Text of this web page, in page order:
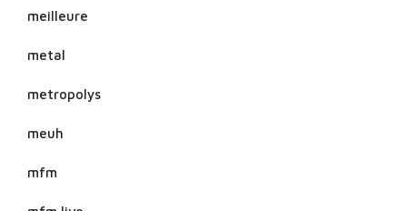
meilleure
metal
metropolys
meuh
mfm